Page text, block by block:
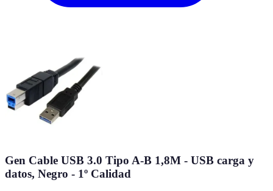
Gen Cable USB 3.0 Tipo A-B 1,8M - USB carga y
datos, Negro - 1º Calidad